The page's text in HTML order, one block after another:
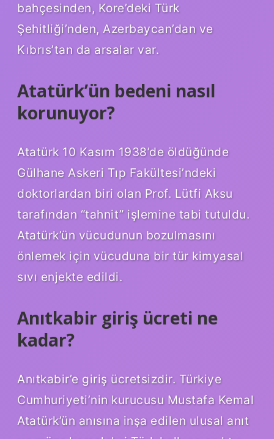
bahçesinden, Kore’deki Türk
Şehitliği’nden, Azerbaycan’dan ve
Kıbrıs’tan da arsalar var.
Atatürk’ün bedeni nasıl
korunuyor?
Atatürk 10 Kasım 1938’de öldüğünde
Gülhane Askeri Tıp Fakültesi’ndeki
doktorlardan biri olan Prof. Lütfi Aksu
tarafından “tahnit” işlemine tabi tutuldu.
Atatürk’ün vücudunun bozulmasını
önlemek için vücuduna bir tür kimyasal
sıvı enjekte edildi.
Anıtkabir giriş ücreti ne
kadar?
Anıtkabir’e giriş ücretsizdir. Türkiye
Cumhuriyeti’nin kurucusu Mustafa Kemal
Atatürk’ün anısına inşa edilen ulusal anıt